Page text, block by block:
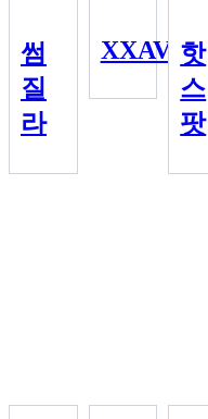
썸
질
라
XXAVX핫
스
팟